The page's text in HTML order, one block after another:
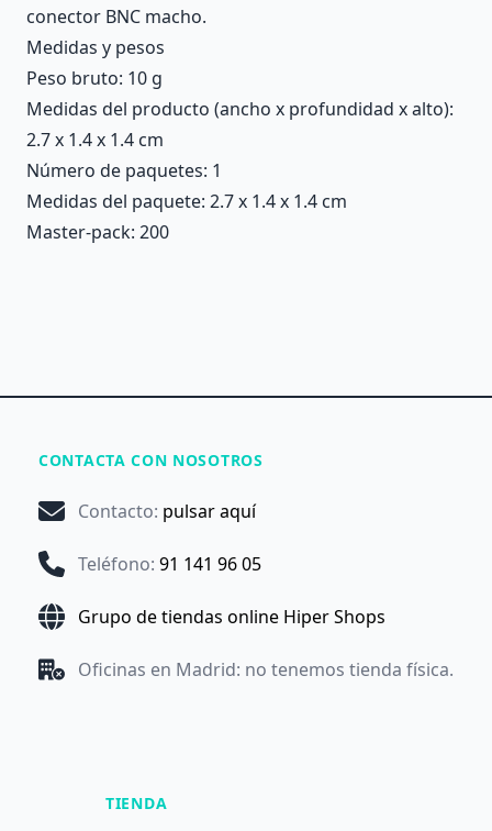
conector BNC macho.
Medidas y pesos
Peso bruto: 10 g
Medidas del producto (ancho x profundidad x alto):
2.7 x 1.4 x 1.4 cm
Número de paquetes: 1
Medidas del paquete: 2.7 x 1.4 x 1.4 cm
Master-pack: 200
CONTACTA CON NOSOTROS
Contacto: pulsar aquí
Teléfono: 91 141 96 05
Grupo de tiendas online Hiper Shops
Oficinas en Madrid: no tenemos tienda física.
TIENDA